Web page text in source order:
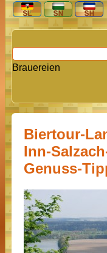
Biertour-
Inn-
Genuss-